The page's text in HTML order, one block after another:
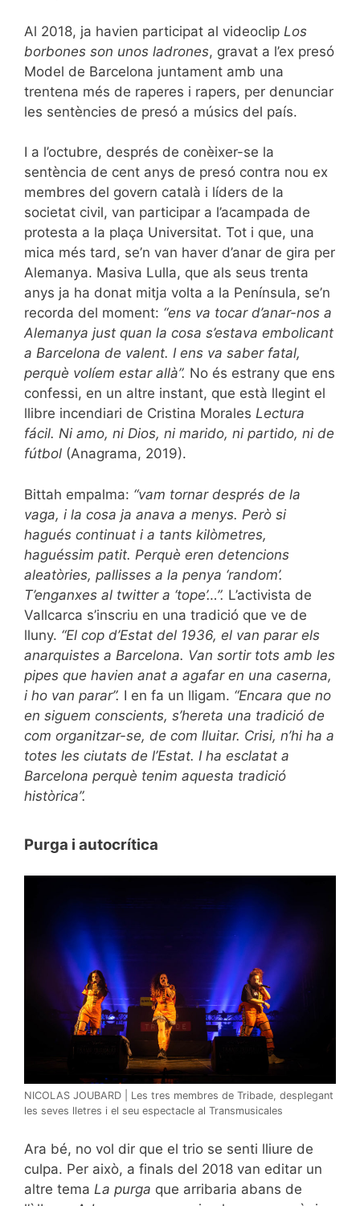
Al 2018, ja havien participat al videoclip Los
borbones son unos ladrones, gravat a l’ex presó
Model de Barcelona juntament amb una
trentena més de raperes i rapers, per denunciar
les sentències de presó a músics del país.
I a l’octubre, després de conèixer-se la
sentència de cent anys de presó contra nou ex
membres del govern català i líders de la
societat civil, van participar a l’acampada de
protesta a la plaça Universitat. Tot i que, una
mica més tard, se’n van haver d’anar de gira per
Alemanya. Masiva Lulla, que als seus trenta
anys ja ha donat mitja volta a la Península, se’n
recorda del moment: “ens va tocar d’anar-nos a
Alemanya just quan la cosa s’estava embolicant
a Barcelona de valent. I ens va saber fatal,
perquè volíem estar allà”. No és estrany que ens
confessi, en un altre instant, que està llegint el
llibre incendiari de Cristina Morales Lectura
fácil. Ni amo, ni Dios, ni marido, ni partido, ni de
fútbol (Anagrama, 2019).
Bittah empalma: “vam tornar després de la
vaga, i la cosa ja anava a menys. Però si
hagués continuat i a tants kilòmetres,
haguéssim patit. Perquè eren detencions
aleatòries, pallisses a la penya ‘random’.
T’enganxes al twitter a ‘tope’…”. L’activista de
Vallcarca s’inscriu en una tradició que ve de
lluny. “El cop d’Estat del 1936, el van parar els
anarquistes a Barcelona. Van sortir tots amb les
pipes que havien anat a agafar en una caserna,
i ho van parar”. I en fa un lligam. “Encara que no
en siguem conscients, s’hereta una tradició de
com organitzar-se, de com lluitar. Crisi, n’hi ha a
totes les ciutats de l’Estat. I ha esclatat a
Barcelona perquè tenim aquesta tradició
històrica”.
Purga i autocrítica
NICOLAS JOUBARD | Les tres membres de Tribade, desplegant
les seves lletres i el seu espectacle al Transmusicales
Ara bé, no vol dir que el trio se senti lliure de
culpa. Per això, a finals del 2018 van editar un
altre tema La purga que arribaria abans de